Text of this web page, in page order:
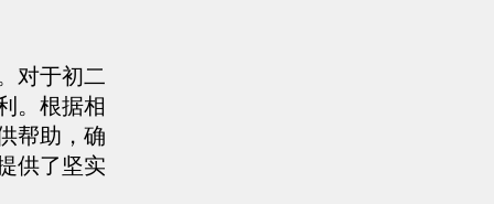
对于初二
。根据相
帮助，确
供了坚实